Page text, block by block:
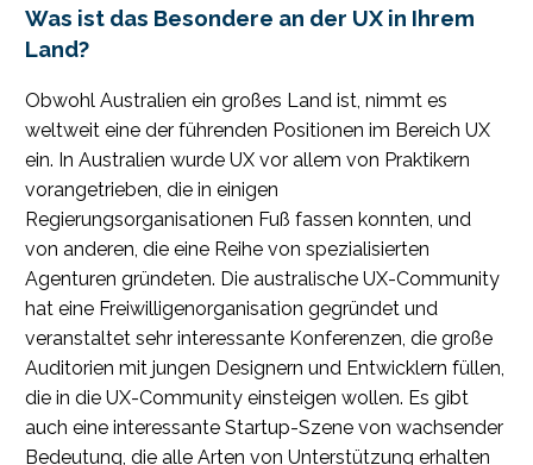
Was ist das Besondere an der UX in Ihrem
Land?
Obwohl Australien ein großes Land ist, nimmt es
weltweit eine der führenden Positionen im Bereich UX
ein. In Australien wurde UX vor allem von Praktikern
vorangetrieben, die in einigen
Regierungsorganisationen Fuß fassen konnten, und
von anderen, die eine Reihe von spezialisierten
Agenturen gründeten. Die australische UX-Community
hat eine Freiwilligenorganisation gegründet und
veranstaltet sehr interessante Konferenzen, die große
Auditorien mit jungen Designern und Entwicklern füllen,
die in die UX-Community einsteigen wollen. Es gibt
auch eine interessante Startup-Szene von wachsender
Bedeutung, die alle Arten von Unterstützung erhalten